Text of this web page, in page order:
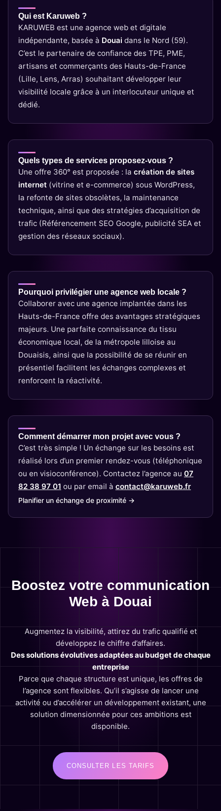
Qui est Karuweb ?
KARUWEB est une agence web et digitale
indépendante, basée à Douai dans le Nord (59).
C’est le partenaire de confiance des TPE, PME,
artisans et commerçants des Hauts-de-France
(Lille, Lens, Arras) souhaitant développer leur
visibilité locale grâce à un interlocuteur unique et
dédié.
Quels types de services proposez-vous ?
Une offre 360° est proposée : la création de sites
internet (vitrine et e-commerce) sous WordPress,
la refonte de sites obsolètes, la maintenance
technique, ainsi que des stratégies d’acquisition de
trafic (Référencement SEO Google, publicité SEA et
gestion des réseaux sociaux).
Pourquoi privilégier une agence web locale ?
Collaborer avec une agence implantée dans les
Hauts-de-France offre des avantages stratégiques
majeurs. Une parfaite connaissance du tissu
économique local, de la métropole lilloise au
Douaisis, ainsi que la possibilité de se réunir en
présentiel facilitent les échanges complexes et
renforcent la réactivité.
Comment démarrer mon projet avec vous ?
C’est très simple ! Un échange sur les besoins est
réalisé lors d’un premier rendez-vous (téléphonique
ou en visioconférence). Contactez l’agence au 07
82 38 97 01 ou par email à contact@karuweb.fr
Planifier un échange de proximité →
Boostez votre communication
Web à Douai
Augmentez la visibilité, attirez du trafic qualifié et
développez le chiffre d’affaires.
Des solutions évolutives adaptées au budget de chaque
entreprise
Parce que chaque structure est unique, les offres de
l’agence sont flexibles. Qu’il s’agisse de lancer une
activité ou d’accélérer un développement existant, une
solution dimensionnée pour ces ambitions est
disponible.
CONSULTER LES TARIFS